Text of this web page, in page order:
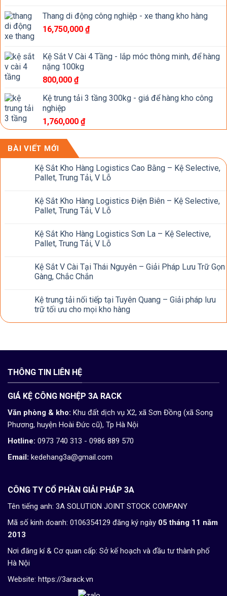
Thang di động công nghiệp - xe thang kho hàng
16,750,000 ₫
Kệ Sắt V Cài 4 Tầng - lắp móc thông minh, để hàng
nặng 100kg
800,000 ₫
Kệ trung tải 3 tầng 300kg - giá để hàng kho công
nghiệp
1,760,000 ₫
BÀI VIẾT MỚI
Kệ Sắt Kho Hàng Logistics Cao Bằng – Kệ Selective,
Pallet, Trung Tải, V Lỗ
Kệ Sắt Kho Hàng Logistics Điện Biên – Kệ Selective,
Pallet, Trung Tải, V Lỗ
Kệ Sắt Kho Hàng Logistics Sơn La – Kệ Selective,
Pallet, Trung Tải, V Lỗ
Kệ Sắt V Cài Tại Thái Nguyên – Giải Pháp Lưu Trữ Gọn
Gàng, Chắc Chắn
Kệ trung tải nối tiếp tại Tuyên Quang – Giải pháp lưu
trữ tối ưu cho mọi kho hàng
THÔNG TIN LIÊN HỆ
GIÁ KỆ CÔNG NGHỆP 3A RACK
Văn phòng & kho: Khu đất dịch vụ X2, xã Sơn Đồng (xã Song
Phương, huyện Hoài Đức cũ), Tp Hà Nội
Hotline: 0973 740 313 - 0986 889 570
Email: kedehang3a@gmail.com
CÔNG TY CỔ PHẦN GIẢI PHÁP 3A
Tên tiếng anh: 3A SOLUTION JOINT STOCK COMPANY
Mã số kinh doanh: 0106354129 đăng ký ngày 05 tháng 11 năm
2013
Nơi đăng kí & Cơ quan cấp: Sở kế hoạch và đầu tư thành phố
Hà Nội
Website: https://3arack.vn